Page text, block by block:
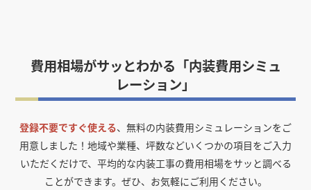
費用相場がサッとわかる「内装費用シミュ
レーション」
登録不要ですぐ使える、無料の内装費用シミュレーションをご
用意しました！ 地域や業種、坪数などいくつかの項目をご入力
いただくだけで、平均的な内装工事の費用相場をサッと調べる
ことができます。ぜひ、お気軽にご利用ください。